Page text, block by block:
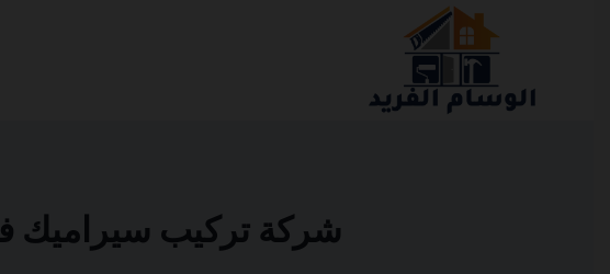
شركة تركيب سيراميك في